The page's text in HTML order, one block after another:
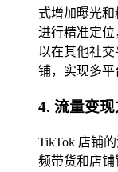
式增加曝光和
进行精准定
以在其他社
铺，实现多平
4. 流量变
TikTok 店铺
频带货和店